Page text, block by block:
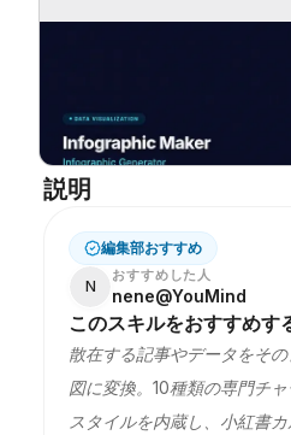
説明
編集部おすすめ
N
おすすめした人
nene@YouMind
このスキルをおすすめす
散在する記事やデータをそ
図に変換。10種類の専門チ
スタイルを内蔵し、小紅書